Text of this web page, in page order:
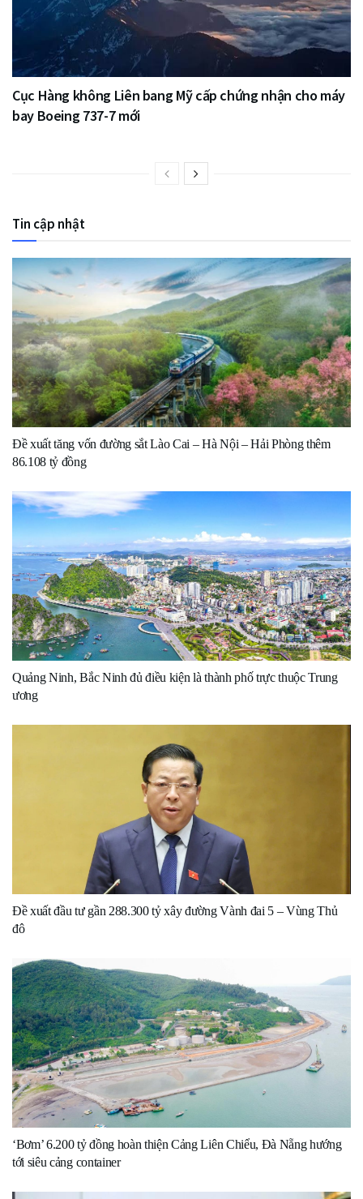
Cục Hàng không Liên bang Mỹ cấp chứng nhận cho máy
bay Boeing 737-7 mới
Tin cập nhật
Đề xuất tăng vốn đường sắt Lào Cai – Hà Nội – Hải Phòng thêm
86.108 tỷ đồng
Quảng Ninh, Bắc Ninh đủ điều kiện là thành phố trực thuộc Trung
ương
Đề xuất đầu tư gần 288.300 tỷ xây đường Vành đai 5 – Vùng Thủ
đô
‘Bơm’ 6.200 tỷ đồng hoàn thiện Cảng Liên Chiểu, Đà Nẵng hướng
tới siêu cảng container